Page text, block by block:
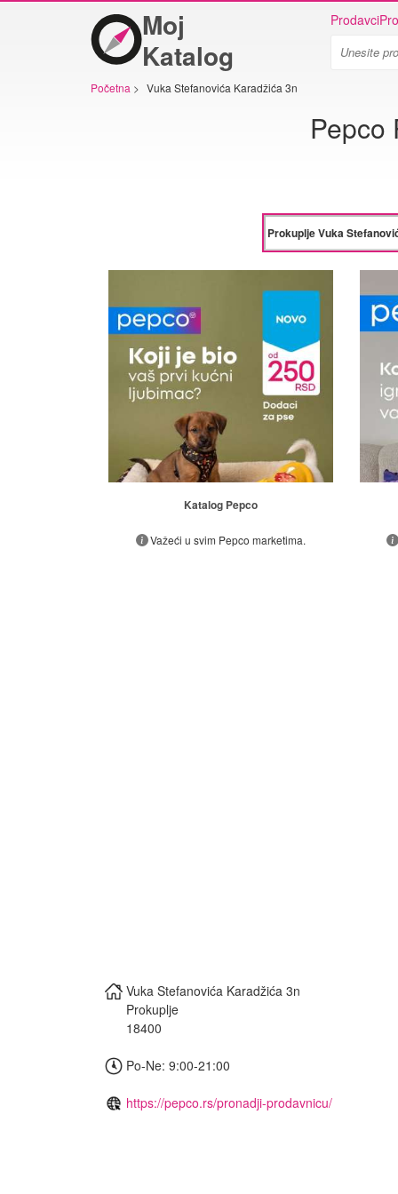
Moj
Katalog
Prodavci
Početna > Vuka Stefanovića Karadžića 3n
Pepco
Katalog Pepco
Važeći u svim Pepco marketima.
Vuka Stefanovića Karadžića 3n
Prokuplje
18400
Po-Ne: 9:00-21:00
https://pepco.rs/pronadji-prodavnicu/